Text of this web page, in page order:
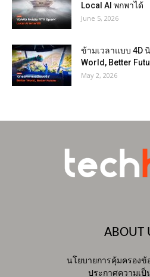
Local AI พกพาได้
June 5, 2026
ข้ามเวลาแบบ 4D
World, Better
May 2, 2026
ABOUT
นโยบายการคุ้มครอง
ประกาศความเ